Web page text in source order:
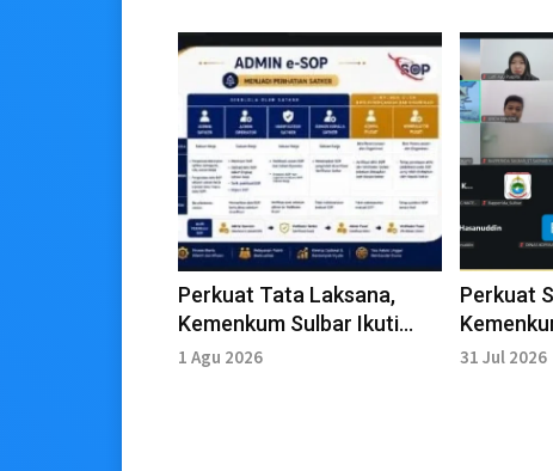
Perkuat Tata Laksana,
Kemenkum Sulbar Ikuti
Sosialisasi Pembaruan SOP
1 Agu 2026
Perkuat
31 Jul 2026